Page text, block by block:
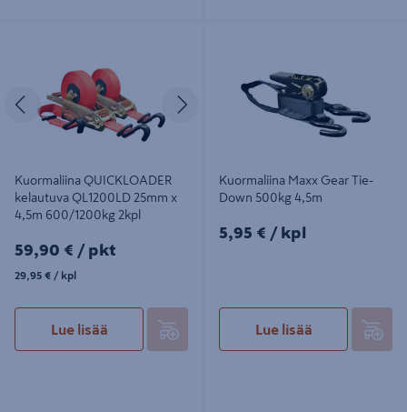
Edellinen Seuraava
Kuormaliina QUICKLOADER
kelautuva QL1200LD 25mm x
4,5m 600/1200kg 2kpl
59,90€/pkt
59,90 € / pkt
29,95€/kpl
29,95 € / kpl
Lue lisää
Kuormaliina Maxx Gear Tie-
Down 500kg 4,5m
5,95€/kpl
5,95 € / kpl
Lue lisää